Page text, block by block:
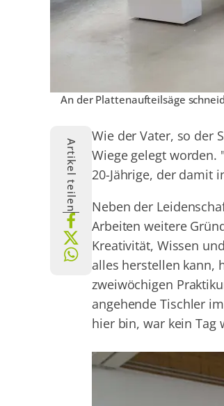
An der Plattenaufteilsäge
Artikel teilen
Wie der Vater, so der
Wiege gelegt
20-Jährige, der damit
Neben der
Arbeiten weitere
Kreativität, Wissen
alles herstellen kann,
zweiwöchigen
angehende Tischler
hier bin, war kein Tag